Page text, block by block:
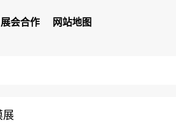
展会合作 网站地图
展